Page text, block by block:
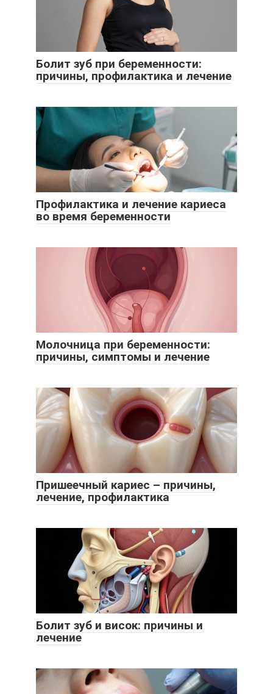
Болит зуб при беременности:
причины, профилактика и лечение
Профилактика и лечение кариеса
во время беременности
Молочница при беременности:
причины, симптомы и лечение
Пришеечный кариес – причины,
лечение, профилактика
Болит зуб и висок: причины и
лечение